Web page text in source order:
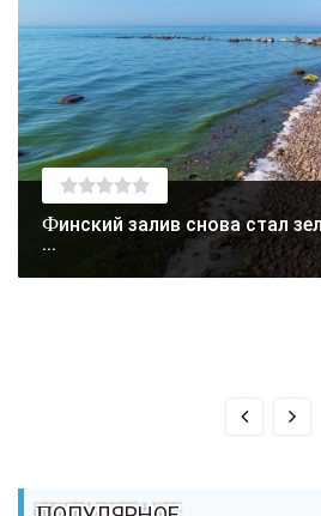
Финский залив снова стал зелёным: чем грозит
...